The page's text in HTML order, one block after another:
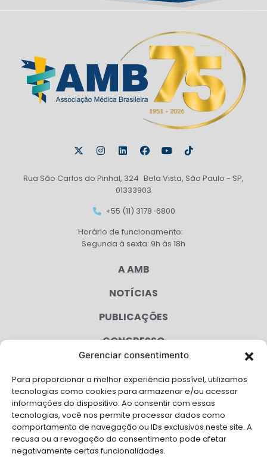
Gerenciar consentimento
Para proporcionar a melhor experiência possível, utilizamos
tecnologias como cookies para armazenar e/ou acessar
informações do dispositivo. Ao consentir com essas
tecnologias, você nos permite processar dados como
comportamento de navegação ou IDs exclusivos neste site. A
recusa ou a revogação do consentimento pode afetar
negativamente certas funcionalidades.
Rua São Carlos do Pinhal, 324 Bela Vista, São Paulo - SP,
01333903
+55 (11) 3178-6800
Horário de funcionamento:
Segunda à sexta: 9h às 18h
A AMB
NOTÍCIAS
PUBLICAÇÕES
CONGRESSO
CAMPANHAS
SERVIÇOS
FILIADAS